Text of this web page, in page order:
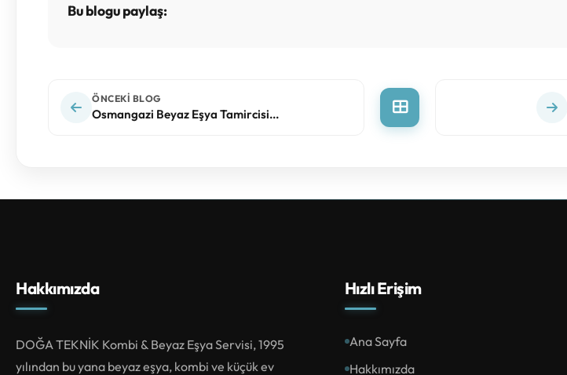
Bu blogu paylaş:
ÖNCEKI BLOG
Osmangazi Beyaz Eşya Tamircisi...
Hakkımızda
DOĞA TEKNİK Kombi & Beyaz Eşya Servisi, 1995
yılından bu yana beyaz eşya, kombi ve küçük ev
Hızlı Erişim
Ana Sayfa
Hakkımızda